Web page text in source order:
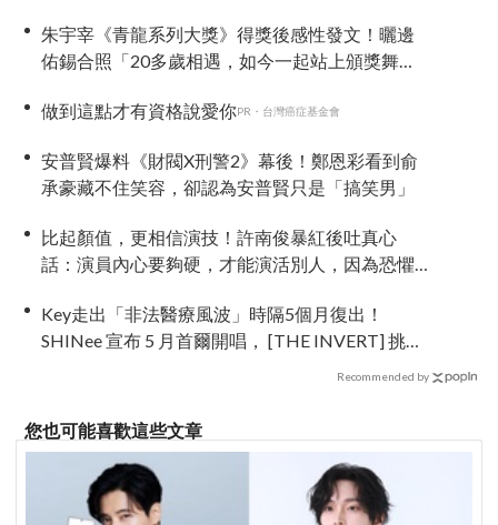
朱宇宰《青龍系列大獎》得獎後感性發文！曬邊
佑錫合照「20多歲相遇，如今一起站上頒獎舞
做到這點才有資格說愛你PR・台灣癌症基金會
安普賢爆料《財閥X刑警2》幕後！鄭恩彩看到俞
承豪藏不住笑容，卻認為安普賢只是「搞笑男」
比起顏值，更相信演技！許南俊暴紅後吐真心
話：演員內心要夠硬，才能演活別人，因為恐懼
Key走出「非法醫療風波」時隔5個月復出！
SHINee 宣布 5 月首爾開唱， [THE INVERT] 挑戰
Recommended by
您也可能喜歡這些文章